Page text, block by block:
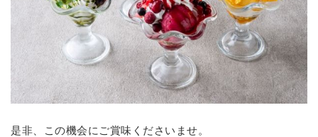
是非、この機会にご賞味くださいませ。